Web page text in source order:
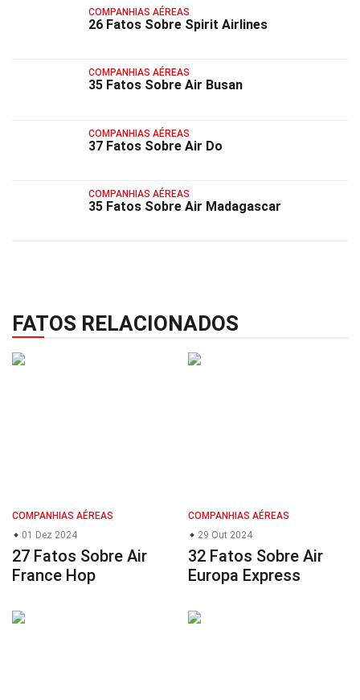
COMPANHIAS AÉREAS
26 Fatos Sobre Spirit Airlines
COMPANHIAS AÉREAS
35 Fatos Sobre Air Busan
COMPANHIAS AÉREAS
37 Fatos Sobre Air Do
COMPANHIAS AÉREAS
35 Fatos Sobre Air Madagascar
FATOS RELACIONADOS
COMPANHIAS AÉREAS
01 Dez 2024
27 Fatos Sobre Air
France Hop
COMPANHIAS AÉREAS
29 Out 2024
32 Fatos Sobre Air
Europa Express